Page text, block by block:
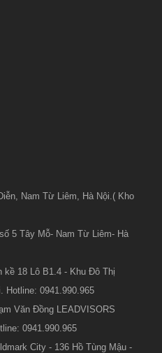
Nam Từ Liêm, Hà Nội.( Kho
5 Tây Mỗ- Nam Từ Liêm- Hà
kề 18 Lô B1.4 - Khu Đô Thị
Hotline: 0941.990.965
Văn Đồng LEADVISORS
0941.990.965
City - 136 Hồ Tùng Mậu -